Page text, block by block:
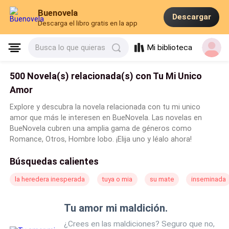
Buenovela
Descarga el libro gratis en la app
Descargar
Busca lo que quieras Mi biblioteca
500 Novela(s) relacionada(s) con Tu Mi Unico
Amor
Explore y descubra la novela relacionada con tu mi unico
amor que más le interesen en BueNovela. Las novelas en
BueNovela cubren una amplia gama de géneros como
Romance, Otros, Hombre lobo. ¡Elija uno y léalo ahora!
Búsquedas calientes
la heredera inesperada tuya o mia su mate inseminada
Tu amor mi maldición.
¿Crees en las maldiciones? Seguro que no,